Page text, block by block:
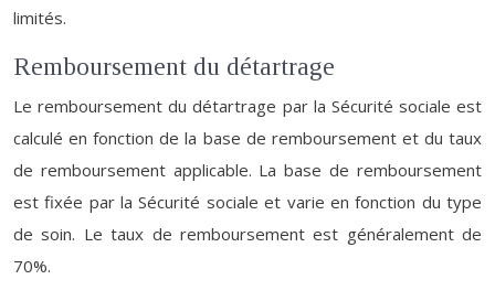
limités.
Remboursement du détartrage
Le remboursement du détartrage par la Sécurité sociale est
calculé en fonction de la base de remboursement et du taux
de remboursement applicable. La base de remboursement
est fixée par la Sécurité sociale et varie en fonction du type
de soin. Le taux de remboursement est généralement de
70%.